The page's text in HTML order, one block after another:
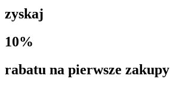
zyskaj
10%
rabatu na pierwsze zakupy